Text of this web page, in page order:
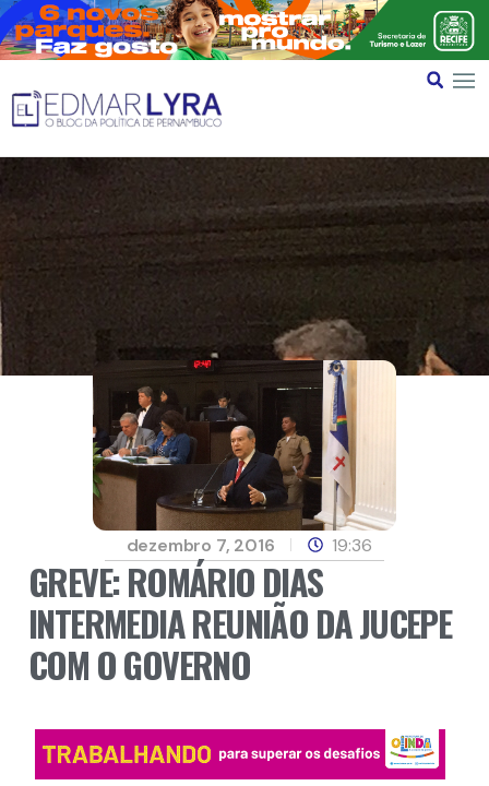
dezembro 7, 2016 19:36
GREVE: ROMÁRIO DIAS
INTERMEDIA REUNIÃO DA JUCEPE
COM O GOVERNO